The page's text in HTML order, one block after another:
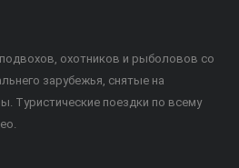
охотников и рыболовов со
зарубежья, снятые на
Туристические поездки по всему